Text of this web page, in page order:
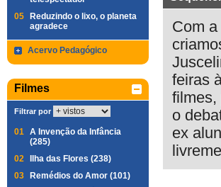
05
Reduzindo o lixo, o planeta
agradece
Acervo Pedagógico
Filmes
Filtrar por
01 A Invenção da Infância
(285)
02
Ilha das Flores (238)
03
Remédios do Amor (101)
Com
feiras
filmes,
o
ex